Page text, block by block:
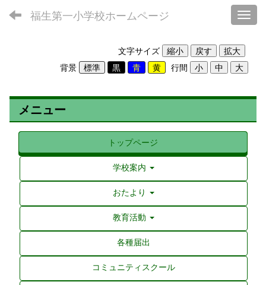
福生第一小学校ホームページ
文字サイズ
背景
行間
メニュー
トップページ
学校案内
おたより
教育活動
各種届出
コミュニティスクール